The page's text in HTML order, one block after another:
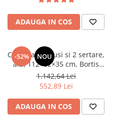
Scaune living/dining
Set mobilier Living
Seturi masa +scaune dining
Tabureti
Bucatarie
Suporturi si tavi
Chiuvete bucatarie
ADAUGA IN COS
-52% NOU
Comoda cu 3 usi si 2 sertare,
alb, 112×82×35 cm, Bortis
Impex
1.142,64 Lei
552,89 Lei
ADAUGA IN COS